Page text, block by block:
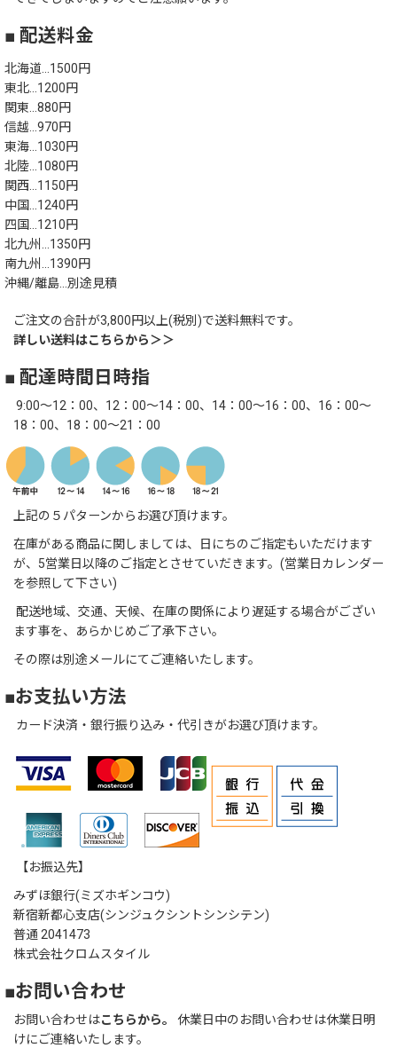
■ 配送料金
北海道…1500円
東北…1200円
関東…880円
信越…970円
東海…1030円
北陸…1080円
関西…1150円
中国…1240円
四国…1210円
北九州…1350円
南九州…1390円
沖縄/離島…別途見積
ご注文の合計が3,800円以上(税別)で送料無料です。
詳しい送料はこちらから＞＞
■ 配達時間日時指
9:00～12：00、12：00～14：00、14：00～16：00、16：00～
18：00、18：00～21：00
上記の５パターンからお選び頂けます。
在庫がある商品に関しましては、日にちのご指定もいただけます
が、5営業日以降のご指定とさせていだきます。(営業日カレンダー
を参照して下さい)
配送地域、交通、天候、在庫の関係により遅延する場合がござい
ます事を、あらかじめご了承下さい。
その際は別途メールにてご連絡いたします。
■お支払い方法
カード決済・銀行振り込み・代引きがお選び頂けます。
【お振込先】
みずほ銀行(ミズホギンコウ)
新宿新都心支店(シンジュクシントシンシテン)
普通 2041473
株式会社クロムスタイル
■お問い合わせ
お問い合わせはこちらから。
休業日中のお問い合わせは休業日明
けにご連絡いたします。